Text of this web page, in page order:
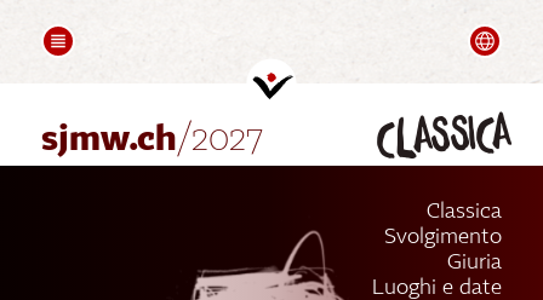
Deutsch
sjmw.ch/2027 classica
Classica
Svolgimento
Giuria
Luoghi e date
Saluti
Videos